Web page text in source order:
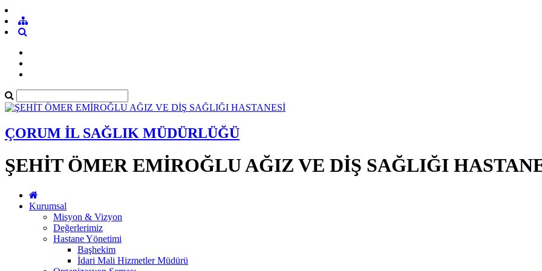
ÇORUM İL SAĞLIK MÜDÜRLÜĞÜ
ŞEHİT ÖMER EMİROĞLU AĞIZ VE DİŞ SAĞLIĞI
Kurumsal
Misyon & Vizyon
Değerlerimiz
Hastane Yönetimi
Başhekim
İdari Mali Hizmetler Müdürü